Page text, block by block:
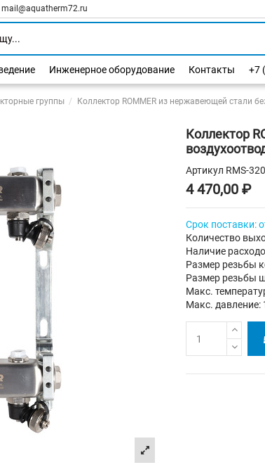
mail@aquatherm72.ru
Инженерное оборудование Контакты +7
группы Коллектор ROMMER из нержавеющей стали
Коллектор
Артикул RMS-
4 470,00 ₽
Срок поставки:
Количество
Наличие
Размер резьбы
Размер резьбы
Макс.
Макс. давление: